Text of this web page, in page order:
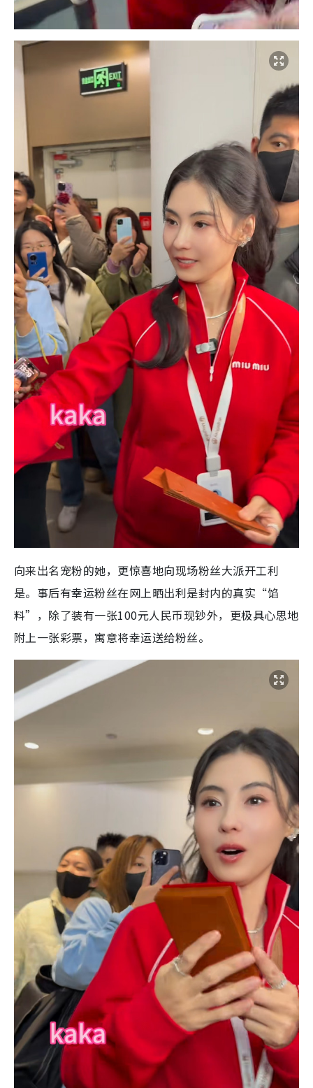
向来出名宠粉的她，更惊喜地向现场粉丝大派开工利
是。事后有幸运粉丝在网上晒出利是封内的真实“馅
料”，除了装有一张100元人民币现钞外，更极具心思地
附上一张彩票，寓意将幸运送给粉丝。